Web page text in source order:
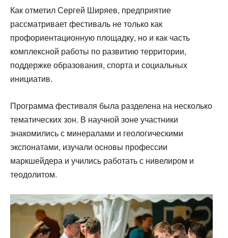
Как отметил Сергей Ширяев, предприятие
рассматривает фестиваль не только как
профориентационную площадку, но и как часть
комплексной работы по развитию территории,
поддержке образования, спорта и социальных
инициатив.
Программа фестиваля была разделена на несколько
тематических зон. В научной зоне участники
знакомились с минералами и геологическими
экспонатами, изучали основы профессии
маркшейдера и учились работать с нивелиром и
теодолитом.